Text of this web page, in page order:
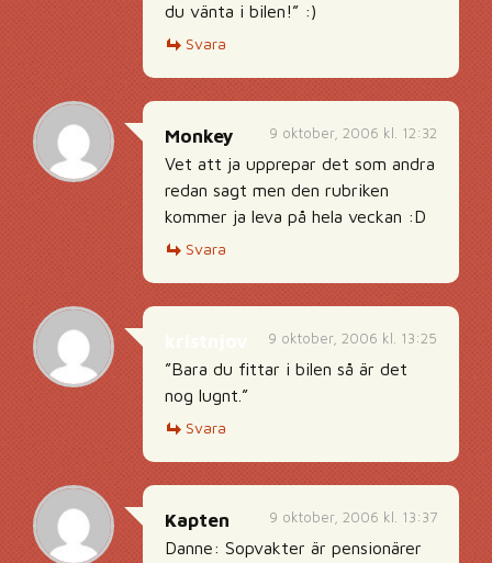
du vänta i bilen!” :)
Svara
9 oktober, 2006 kl. 12:32
Monkey
Vet att ja upprepar det som andra
redan sagt men den rubriken
kommer ja leva på hela veckan :D
Svara
9 oktober, 2006 kl. 13:25
”Bara du fittar i bilen så är det
nog lugnt.”
Svara
9 oktober, 2006 kl. 13:37
Kapten
Danne: Sopvakter är pensionärer